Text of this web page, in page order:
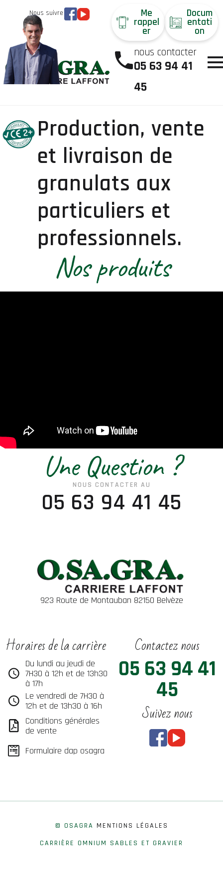
Nous suivre Me
rappel
er
Docum
entati
on
nous contacter
05 63 94 41
45
Production, vente
et livraison de
granulats aux
particuliers et
professionnels.
Nos produits
Une Question ?
NOUS CONTACTER AU
05 63 94 41 45
923 Route de Montauban 82150 Belvèze
Horaires de la carrière
Du lundi au jeudi de
7H30 à 12h et de 13h30
à 17h
Le vendredi de 7H30 à
12h et de 13h30 à 16h
Conditions générales
de vente
Formulaire dap osagra
Contactez nous
05 63 94 41
45
Suivez nous
© OSAGRA MENTIONS LÉGALES
CARRIÈRE OMNIUM SABLES ET GRAVIER